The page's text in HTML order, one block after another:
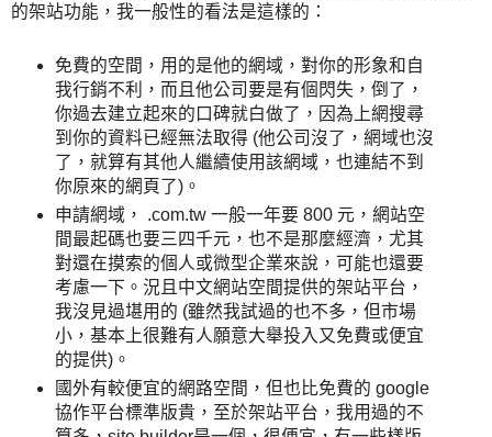
的架站功能，我一般性的看法是這樣的：
免費的空間，用的是他的網域，對你的形象和自
我行銷不利，而且他公司要是有個閃失，倒了，
你過去建立起來的口碑就白做了，因為上網搜尋
到你的資料已經無法取得 (他公司沒了，網域也沒
了，就算有其他人繼續使用該網域，也連結不到
你原來的網頁了)。
申請網域， .com.tw 一般一年要 800 元，網站空
間最起碼也要三四千元，也不是那麼經濟，尤其
對還在摸索的個人或微型企業來說，可能也還要
考慮一下。況且中文網站空間提供的架站平台，
我沒見過堪用的 (雖然我試過的也不多，但市場
小，基本上很難有人願意大舉投入又免費或便宜
的提供)。
國外有較便宜的網路空間，但也比免費的 google
協作平台標準版貴，至於架站平台，我用過的不